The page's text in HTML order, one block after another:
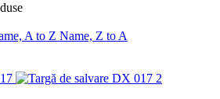
A to Z Name, Z to A